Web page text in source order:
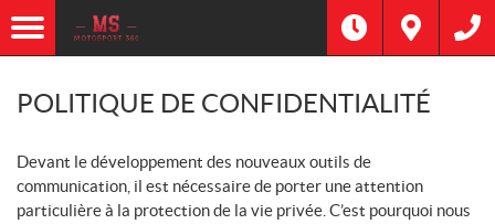
POLITIQUE DE CONFIDENTIALITÉ
Devant le développement des nouveaux outils de
communication, il est nécessaire de porter une attention
particulière à la protection de la vie privée. C’est pourquoi nous